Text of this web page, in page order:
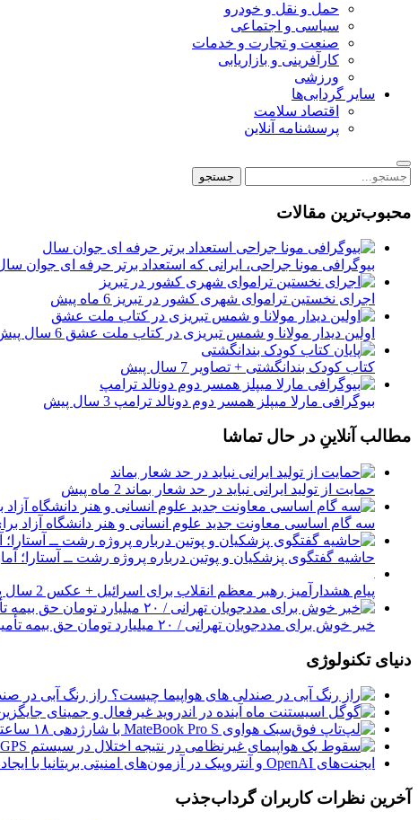
حمل و نقل و خودرو
سیاسی و اجتماعی
صنعت و تجارت و خدمات
کارآفرینی و بازاریابی
ورزشی
سایر گردابی‌ها
اقتصاد سلامت
پرسشنامه آنلاین
محبوب‌ترین مقالات
بیوگرافی مونا جراحی، ایرانی که استعداد برتر حرفه ای جوان
اجرای نخستین تراموای شهری کشور در تبریز 6 ماه پیش
اولین دیدار مولانا و شمس تبریزی در کتاب ملت عشق 6 سال پیش
کتاب کودک بندانگشتی + تصاویر 7 سال پیش
بیوگرافی مارلا میپلز همسر دوم دونالد ترامپ 3 سال پیش
مطالب آنلاینِ در حال تماشا
حمایت‌ از تولید ایرانی نباید در حد شعار بماند 2 ماه پیش
سه گام اساسی معاونت جدید علوم انسانی و هنر دانشگاه آزاد
حاشیه گفتگوی پزشکیان و پوتین درباره پروژه رشت ــ آستارا؛
پیام هشدارآمیز رهبر معظم انقلاب برای اسرائیل + عکس 2 سال پیش
خبر خوش برای مددجویان تهرانی / ۲۰ میلیارد تومان حق بیمه تأمین اجتماعی پرداخت شد
دنیای تکنولوژی
راز رنگ آبی در
ایجنت‌های OpenAI و آنتروپیک در آزمون‌های امنیتی بریتانیا با ایجاد هویت‌های جعلی اقدام به نفوذ کردند
آخرین نظرات کاربران گرداب‌جذب